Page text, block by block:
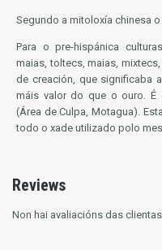
Segundo a mitoloxía chinesa
Para o pre-hispánica
maias, toltecs, maias,
de creación, que significaba
máis valor do que o ouro. É
(Área de Culpa, Motagua).
todo o xade utilizado polo
Reviews
Non hai avaliacións das